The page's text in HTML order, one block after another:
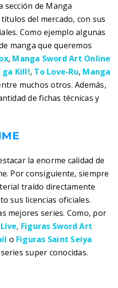
sección de Manga
del mercado, con sus
Como ejemplo algunas
manga que queremos
, Manga Sword Art Online
ga Kill!, To Love-Ru, Manga
muchos otros. Además,
de fichas técnicas y
la enorme calidad de
Por consiguiente, siempre
traído directamente
sus licencias oficiales.
mejores series. Como, por
, Figuras Sword Art
o Figuras Saint Seiya
super conocidas.